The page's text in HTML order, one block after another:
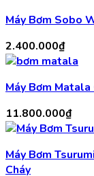
Máy Bơm Sobo
2.400.000₫
Máy Bơm
11.800.000₫
Máy Bơm
Cháy